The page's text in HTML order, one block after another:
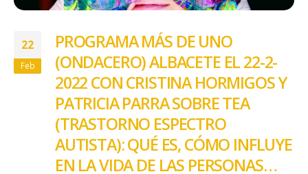
22
Feb
PROGRAMA MÁS DE UNO
(ONDACERO) ALBACETE EL 22-2-
2022 CON CRISTINA HORMIGOS Y
PATRICIA PARRA SOBRE TEA
(TRASTORNO ESPECTRO
AUTISTA): QUÉ ES, CÓMO INFLUYE
EN LA VIDA DE LAS PERSONAS…